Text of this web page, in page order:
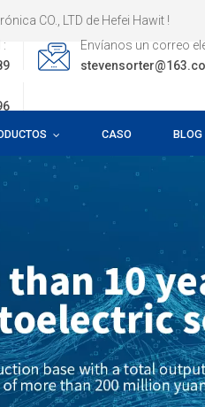
de Hefei Hawit !
:
Envíanos un correo
CASO BLOG